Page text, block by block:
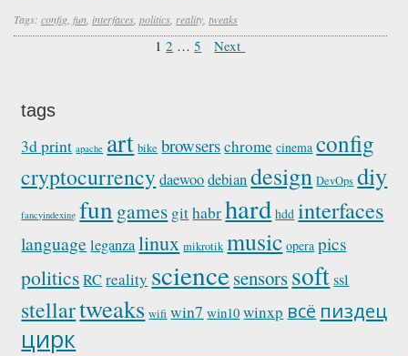
Tags: config, fun, interfaces, politics, reality, tweaks
1 2 … 5 Next
tags
3d print apache art bike browserschrome cinema config
cryptocurrencydaewoodebiandesign DevOps diy
fancyindexing fun games githabrhard hdd interfaces
language leganzalinux mikrotik music opera pics
politicsRCreality sciencesensorssoftssl
stellartweaks wifi win7 win10 winxp всё пиздец
цирк